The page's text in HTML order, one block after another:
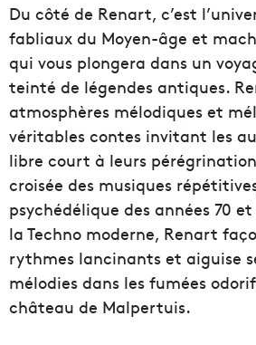
Du côté de Renart, c’est
fabliaux du Moyen-âge et
qui vous plongera dans un
teinté de légendes antiques.
atmosphères mélodiques et
véritables contes invitant les
libre court à leurs
croisée des musiques
psychédélique des années 70
la Techno moderne, Renart
rythmes lancinants et aiguise
mélodies dans les fumées
château de Malpertuis.